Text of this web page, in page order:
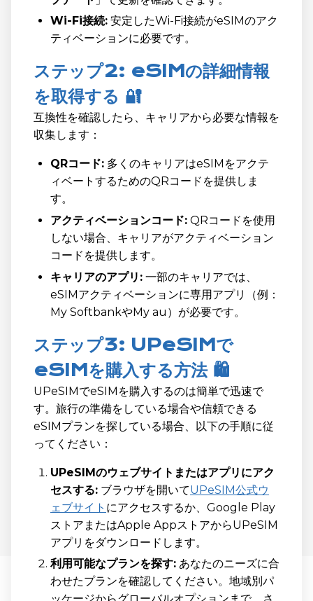
Wi-Fi接続: 安定したWi-Fi接続がeSIMのアク
ティベーションに必要です。
ステップ2: eSIMの詳細情報
を取得する 🔐
互換性を確認したら、キャリアから必要な情報を
収集します：
QRコード: 多くのキャリアはeSIMをアクテ
ィベートするためのQRコードを提供しま
す。
アクティベーションコード: QRコードを使用
しない場合、キャリアがアクティベーション
コードを提供します。
キャリアのアプリ: 一部のキャリアでは、
eSIMアクティベーションに専用アプリ（例：
My SoftbankやMy au）が必要です。
ステップ3: UPeSIMで
eSIMを購入する方法 🛍️
UPeSIMでeSIMを購入するのは簡単で迅速で
す。旅行の準備をしている場合や信頼できる
eSIMプランを探している場合、以下の手順に従
ってください：
UPeSIMのウェブサイトまたはアプリにアク
セスする: ブラウザを開いてUPeSIM公式ウ
ェブサイト にアクセスするか、Google Play
ストアまたはApple AppストアからUPeSIM
アプリをダウンロードします。
利用可能なプランを探す: あなたのニーズに合
わせたプランを確認してください。地域別パ